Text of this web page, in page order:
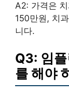
A2: 가격은
150만원, 치
니다.
Q3: 임
를 해야